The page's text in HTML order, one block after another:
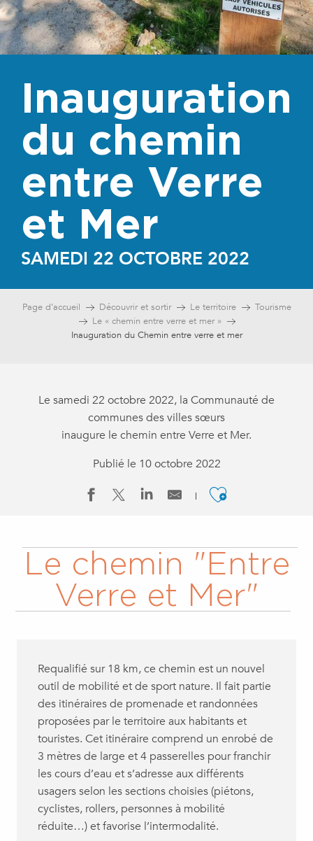
Inauguration
du chemin
entre Verre
et Mer
SAMEDI 22 OCTOBRE 2022
Page d’accueil Découvrir et sortir Le territoire
Tourisme
Le « chemin entre verre et mer »
Inauguration du Chemin entre verre et mer
Le samedi 22 octobre 2022, la Communauté de
communes des villes sœurs
inaugure le chemin entre Verre et Mer.
Publié le 10 octobre 2022
Ajouter
Le chemin "Entre
Verre et Mer"
Requalifié sur 18 km, ce chemin est un nouvel
outil de mobilité et de sport nature. Il fait partie
des itinéraires de promenade et randonnées
proposées par le territoire aux habitants et
touristes. Cet itinéraire comprend un enrobé de
3 mètres de large et 4 passerelles pour franchir
les cours d’eau et s’adresse aux différents
usagers selon les sections choisies (piétons,
cyclistes, rollers, personnes à mobilité
réduite…) et favorise l’intermodalité.